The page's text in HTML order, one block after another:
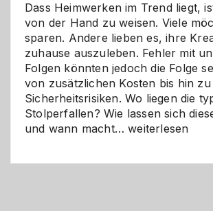
Dass Heimwerken im Trend liegt,
von der Hand zu weisen. Viele
sparen. Andere lieben es, ihre
zuhause auszuleben. Fehler mit
Folgen könnten jedoch die Folge
von zusätzlichen Kosten bis hin zu
Sicherheitsrisiken. Wo liegen die
Stolperfallen? Wie lassen sich
und wann macht…Selber
weiterlesen